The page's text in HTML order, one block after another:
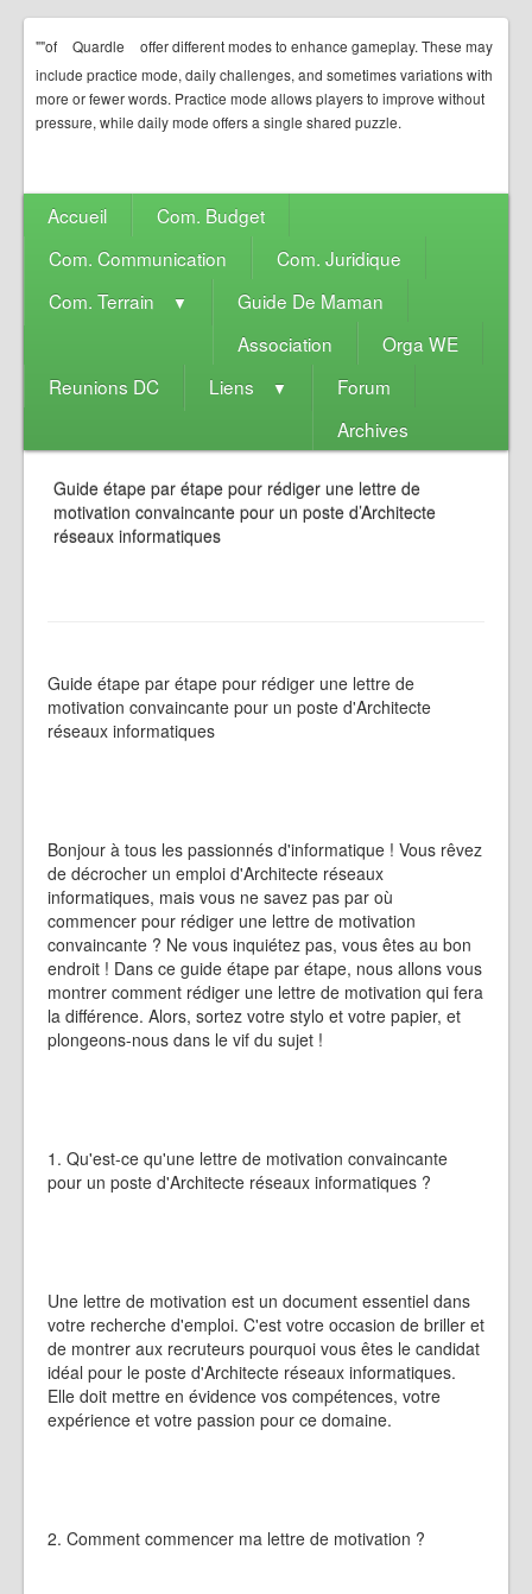
""of Quardle
offer different modes to enhance gameplay. These may
include practice mode, daily challenges, and sometimes variations with
more or fewer words. Practice mode allows players to improve without
pressure, while daily mode offers a single shared puzzle.
Accueil
Com. Budget
Com. Communication
Com. Juridique
Com. Terrain
▼
Guide De Maman
Association
Orga WE
Reunions DC
Liens ▼
Forum
Archives
Guide étape par étape pour rédiger une lettre de
motivation convaincante pour un poste d’Architecte
réseaux informatiques
Guide étape par étape pour rédiger une lettre de
motivation convaincante pour un poste d'Architecte
réseaux informatiques
Bonjour à tous les passionnés d'informatique ! Vous rêvez
de décrocher un emploi d'Architecte réseaux
informatiques, mais vous ne savez pas par où
commencer pour rédiger une lettre de motivation
convaincante ? Ne vous inquiétez pas, vous êtes au bon
endroit ! Dans ce guide étape par étape, nous allons vous
montrer comment rédiger une lettre de motivation qui fera
la différence. Alors, sortez votre stylo et votre papier, et
plongeons-nous dans le vif du sujet !
1. Qu'est-ce qu'une lettre de motivation convaincante
pour un poste d'Architecte réseaux informatiques ?
Une lettre de motivation est un document essentiel dans
votre recherche d'emploi. C'est votre occasion de briller et
de montrer aux recruteurs pourquoi vous êtes le candidat
idéal pour le poste d'Architecte réseaux informatiques.
Elle doit mettre en évidence vos compétences, votre
expérience et votre passion pour ce domaine.
2. Comment commencer ma lettre de motivation ?